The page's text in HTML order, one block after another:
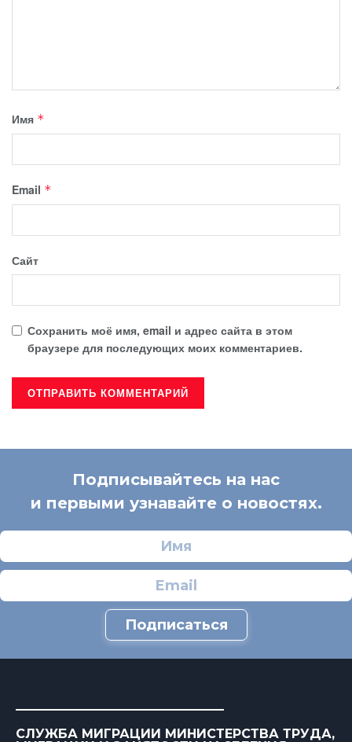
Имя *
Email *
Сайт
Сохранить моё имя, email и адрес сайта в этом
браузере для последующих моих комментариев.
Подписывайтесь на нас
и первыми узнавайте о новостях.
Подписаться
СЛУЖБА МИГРАЦИИ МИНИСТЕРСТВА ТРУДА,